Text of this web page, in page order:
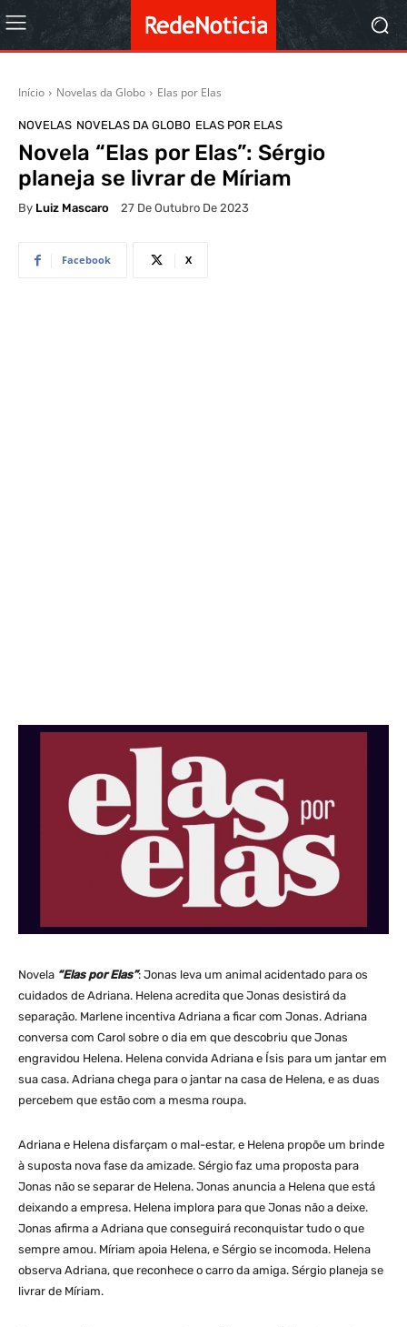
Início Novelas da Globo Elas por Elas
NOVELAS NOVELAS DA GLOBO ELAS POR ELAS
Novela “Elas por Elas”: Sérgio
planeja se livrar de Míriam
By Luiz Mascaro 27 De Outubro De 2023
Facebook X
Novela “Elas por Elas”: Jonas leva um animal acidentado para os
cuidados de Adriana. Helena acredita que Jonas desistirá da
separação. Marlene incentiva Adriana a ficar com Jonas. Adriana
conversa com Carol sobre o dia em que descobriu que Jonas
engravidou Helena. Helena convida Adriana e Ísis para um jantar em
sua casa. Adriana chega para o jantar na casa de Helena, e as duas
percebem que estão com a mesma roupa.
Adriana e Helena disfarçam o mal-estar, e Helena propõe um brinde
à suposta nova fase da amizade. Sérgio faz uma proposta para
Jonas não se separar de Helena. Jonas anuncia a Helena que está
deixando a empresa. Helena implora para que Jonas não a deixe.
Jonas afirma a Adriana que conseguirá reconquistar tudo o que
sempre amou. Míriam apoia Helena, e Sérgio se incomoda. Helena
observa Adriana, que reconhece o carro da amiga. Sérgio planeja se
livrar de Míriam.